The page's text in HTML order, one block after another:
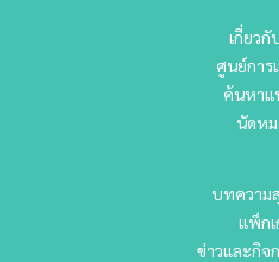
เกี่ยวกั
ศูนย์กา
ค้นหา
นัดหม
บทความ
แพ็กเ
ข่าวและกิจ